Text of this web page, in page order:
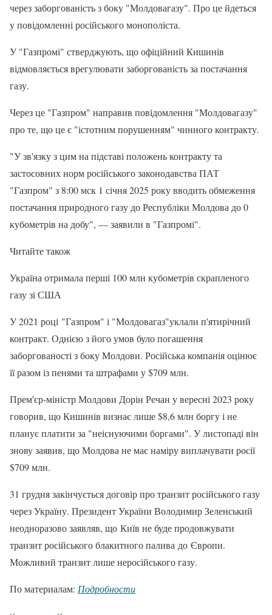
через заборгованість з боку "Молдовагазу". Про це йдеться
у повідомленні російського монополіста.
У "Газпромі" стверджують, що офіційний Кишинів
відмовляється врегулювати заборгованість за постачання
газу.
Через це "Газпром" направив повідомлення "Молдовагазу"
про те, що це є "істотним порушенням" чинного контракту.
"У зв'язку з цим на підставі положень контракту та
застосовних норм російського законодавства ПАТ
"Газпром" з 8:00 мск 1 січня 2025 року вводить обмеження
постачання природного газу до Республіки Молдова до 0
кубометрів на добу", — заявили в "Газпромі".
Читайте також
Україна отримала перші 100 млн кубометрів скрапленого
газу зі США
У 2021 році "Газпром" і "Молдовагаз"уклали п'ятирічний
контракт. Однією з його умов було погашення
заборгованості з боку Молдови. Російська компанія оцінює
її разом із пенями та штрафами у $709 млн.
Прем'єр-міністр Молдови Дорін Речан у вересні 2023 року
говорив, що Кишинів визнає лише $8,6 млн боргу і не
планує платити за "неіснуючими боргами". У листопаді він
знову заявив, що Молдова не має наміру виплачувати росії
$709 млн.
31 грудня закінчується договір про транзит російського газу
через Україну. Президент України Володимир Зеленський
неодноразово заявляв, що Київ не буде продовжувати
транзит російського блакитного палива до Європи.
Можливий транзит лише неросійського газу.
По материалам: Подробности